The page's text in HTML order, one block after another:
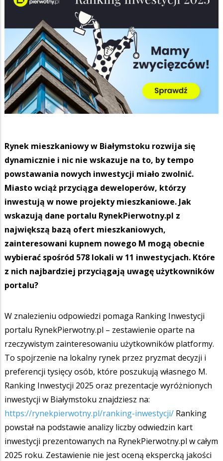
Rynek mieszkaniowy w Białymstoku rozwija się
dynamicznie i nic nie wskazuje na to, by tempo
powstawania nowych inwestycji miało zwolnić.
Miasto wciąż przyciąga deweloperów, którzy
inwestują w nowe projekty mieszkaniowe. Jak
wskazują dane portalu RynekPierwotny.pl z
największą bazą ofert mieszkaniowych,
zainteresowani kupnem nowego M mogą obecnie
wybierać spośród 578 lokali w 11 inwestycjach. Które
z nich najbardziej przyciągają uwagę użytkowników
portalu?
W znalezieniu odpowiedzi pomaga Ranking Inwestycji
portalu RynekPierwotny.pl – zestawienie oparte na
rzeczywistym zainteresowaniu użytkowników platformy.
To spojrzenie na lokalny rynek przez pryzmat decyzji i
preferencji tysięcy osób, które poszukują własnego M.
Ranking Inwestycji 2025 oraz prezentacje wyróżnionych
inwestycji w Białymstoku znajdziesz na:
https://rynekpierwotny.pl/ranking-inwestycji/ Ranking
powstał na podstawie analizy liczby odwiedzin kart
inwestycji prezentowanych na RynekPierwotny.pl w całym
2025 roku. Zestawienie nie jest oceną ekspercką jakości